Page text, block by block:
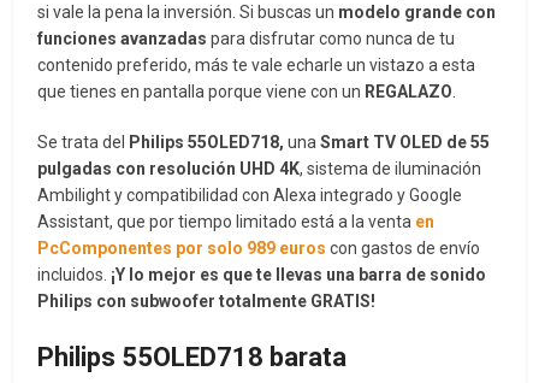
si vale la pena la inversión. Si buscas un modelo grande con
funciones avanzadas para disfrutar como nunca de tu
contenido preferido, más te vale echarle un vistazo a esta
que tienes en pantalla porque viene con un REGALAZO
Se trata del Philips 55OLED718, una Smart TV OLED de 55
pulgadas con resolución UHD 4K, sistema de iluminación
Ambilight y compatibilidad con Alexa integrado y Google
Assistant, que por tiempo limitado está a la venta en
PcComponentes por solo 989 euros con gastos de envío
incluidos. ¡Y lo mejor es que te llevas una barra de sonido
Philips con subwoofer totalmente GRATIS!
Philips 55OLED718 barata